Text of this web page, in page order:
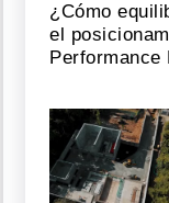
¿Cómo
el
Performance